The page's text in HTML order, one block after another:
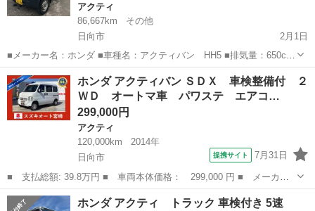
アクティ
86,667km
その他
日向市
2月1日
■メーカー名：ホンダ ■車種名：アクティバン HH5 ■排気量：650cc
■ ドア枚数：5D ■ミッション：MT 5速 ミッドシップ ■年式（年）：平
成11年 ■走行距離：86667km ■車検有無：令和7年12月1日 ■...
宮崎 日向市 アクティ
ホンダ アクティバン ＳＤＸ 車検整備付 ２
ＷＤ オートマ車 パワステ エアコ…
299,000円
アクティ
120,000km
2014年
日向市
提携サイト 7月31日
■ 支払総額: 39.8万円 ■ 車両本体価格： 299,000 円 ■ メーカー
名： ホンダ ■ 車種名： アクティバン ■ グレード名： ＳＤ
Ｘ 車検整備付 ２ＷＤ オートマ車 パワステ エアコン 両側ス
宮崎 日向市 アクティ
ホンダ アクティ トラック 車検付き 5速